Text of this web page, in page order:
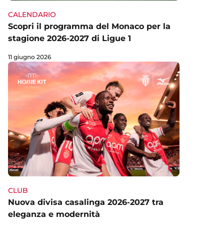
CALENDARIO
Scopri il programma del Monaco per la
stagione 2026-2027 di Ligue 1
11 giugno 2026
CLUB
Nuova divisa casalinga 2026-2027 tra
eleganza e modernità